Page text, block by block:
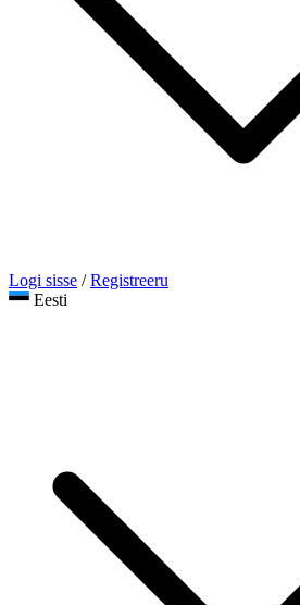
Logi sisse / Registreeru
Eesti